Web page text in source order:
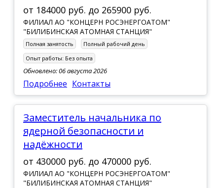
от 184000 руб. до 265900 руб.
ФИЛИАЛ АО "КОНЦЕРН РОСЭНЕРГОАТОМ"
"БИЛИБИНСКАЯ АТОМНАЯ СТАНЦИЯ"
Полная занятость
Полный рабочий день
Опыт работы: Без опыта
Обновлено: 06 августа 2026
Подробнее Контакты
Заместитель начальника по
ядерной безопасности и
надёжности
от 430000 руб. до 470000 руб.
ФИЛИАЛ АО "КОНЦЕРН РОСЭНЕРГОАТОМ"
"БИЛИБИНСКАЯ АТОМНАЯ СТАНЦИЯ"